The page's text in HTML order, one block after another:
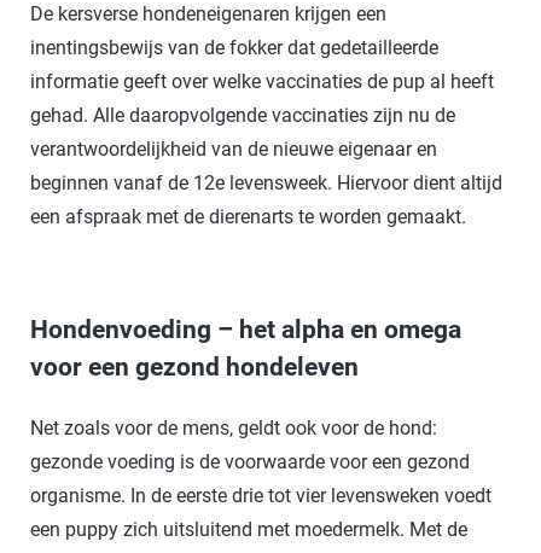
De kersverse hondeneigenaren krijgen een
inentingsbewijs van de fokker dat gedetailleerde
informatie geeft over welke vaccinaties de pup al heeft
gehad. Alle daaropvolgende vaccinaties zijn nu de
verantwoordelijkheid van de nieuwe eigenaar en
beginnen vanaf de 12e levensweek. Hiervoor dient altijd
een afspraak met de dierenarts te worden gemaakt.
Hondenvoeding – het alpha en omega
voor een gezond hondeleven
Net zoals voor de mens, geldt ook voor de hond:
gezonde voeding is de voorwaarde voor een gezond
organisme. In de eerste drie tot vier levensweken voedt
een puppy zich uitsluitend met moedermelk. Met de